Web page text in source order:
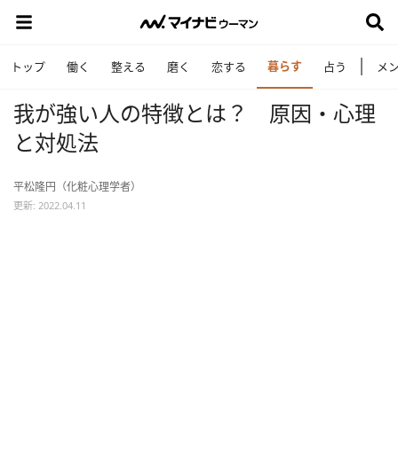
トップ 働く 整える 磨く 恋する 暮らす 占う メ
我が強い人の特徴とは？ 原因・心理
と対処法
平松隆円（化粧心理学者）
更新: 2022.04.11